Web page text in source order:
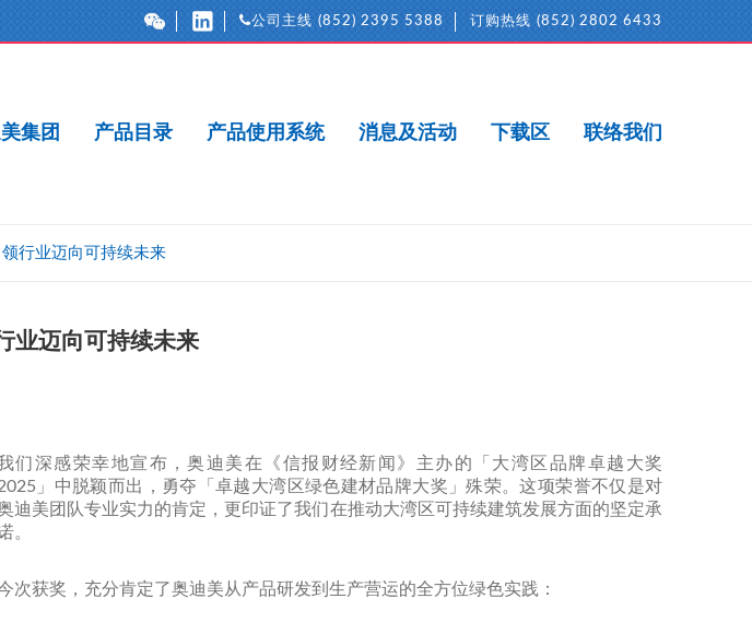
公司主线 (852) 2395 5388 订购热线 (852) 2802 6433
集团 产品目录 产品使用系统 消息及活动 下载区 联络我们
行业迈向可持续未来
业迈向可持续未来
们深感荣幸地宣布，奥迪美在《信报财经新闻》主办的「大湾区品牌卓越大奖
」中脱颖而出，勇夺「卓越大湾区绿色建材品牌大奖」殊荣。这项荣誉不仅是对
迪美团队专业实力的肯定，更印证了我们在推动大湾区可持续建筑发展方面的坚定承
。
次获奖，充分肯定了奥迪美从产品研发到生产营运的全方位绿色实践：